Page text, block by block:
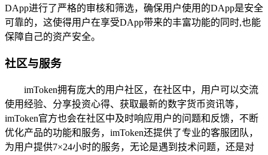
DApp进行了严格的审核和筛选，确保用户使用的DApp是安全
可靠的，这使得用户在享受DApp带来的丰富功能的同时,也能
保障自己的资产安全。
社区与服务
imToken拥有庞大的用户社区，在社区中，用户可以交流
使用经验、分享投资心得、获取最新的数字货币资讯等，
imToken官方也会在社区中及时响应用户的问题和反馈，不断
优化产品的功能和服务，imToken还提供了专业的客服团队，
为用户提供7×24小时的服务，无论是遇到技术问题，还是对